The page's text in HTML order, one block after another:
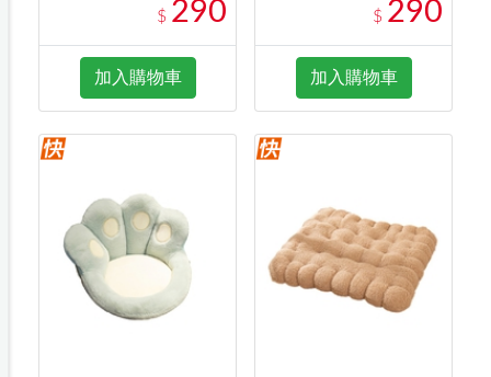
$ 290
加入購物車
$ 290
加入購物車